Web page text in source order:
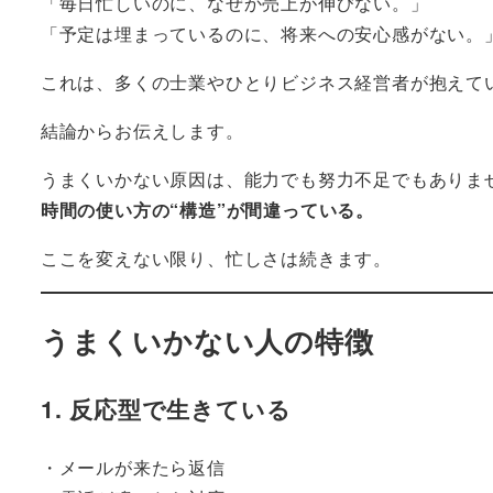
「予定は埋まっているのに、将来への安心感がない。」
これは、多くの士業やひとりビジネス経営者が抱えて
結論からお伝えします。
うまくいかない原因は、能力でも努力不足でもありま
時間の使い方の“構造”が間違っている。
ここを変えない限り、忙しさは続きます。
うまくいかない人の特徴
1. 反応型で生きている
・メールが来たら返信